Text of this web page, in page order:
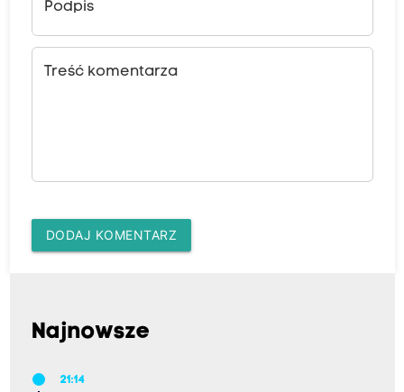
Podpis
Treść komentarza
DODAJ KOMENTARZ
Najnowsze
21:14